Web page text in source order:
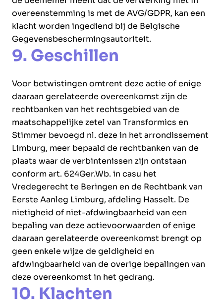
overeenstemming is met de AVG/GDPR, kan een
klacht worden ingediend bij de Belgische
Gegevensbeschermingsautoriteit.
9. Geschillen
Voor betwistingen omtrent deze actie of enige
daaraan gerelateerde overeenkomst zijn de
rechtbanken van het rechtsgebied van de
maatschappelijke zetel van Transformics en
Stimmer bevoegd nl. deze in het arrondissement
Limburg, meer bepaald de rechtbanken van de
plaats waar de verbintenissen zijn ontstaan
conform art. 624Ger.Wb. in casu het
Vredegerecht te Beringen en de Rechtbank van
Eerste Aanleg Limburg, afdeling Hasselt. De
nietigheid of niet-afdwingbaarheid van een
bepaling van deze actievoorwaarden of enige
daaraan gerelateerde overeenkomst brengt op
geen enkele wijze de geldigheid en
afdwingbaarheid van de overige bepalingen van
deze overeenkomst in het gedrang.
10. Klachten